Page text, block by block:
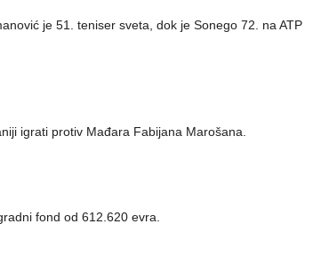
je 51. teniser sveta, dok je Sonego 72. na ATP
igrati protiv Mađara Fabijana Marošana.
fond od 612.620 evra.